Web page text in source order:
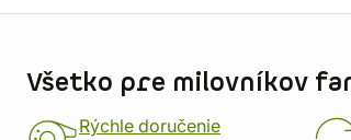
Všetko pre milovníkov
Rýchle doručenie